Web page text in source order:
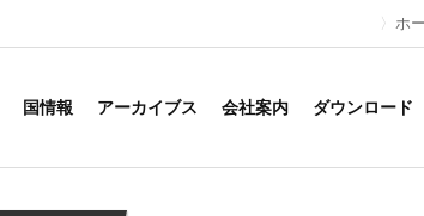
ホ
国情報 アーカイブス 会社案内 ダウンロード